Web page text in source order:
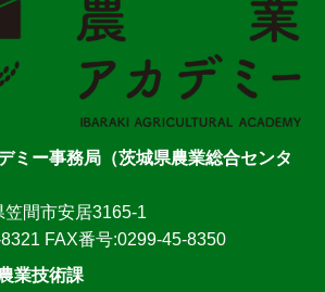
ミー事務局（茨城県農業総合センタ
間市安居3165-1
FAX番号:0299-45-8350
業技術課